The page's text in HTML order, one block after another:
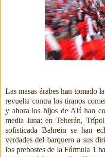
Las masas árabes han tomado
revuelta contra los tiranos
y ahora los hijos de Alá han
media luna: en Teherán,
sofisticada Bahrein se han
verdades del barquero a sus
los prebostes de la Fórmula 1